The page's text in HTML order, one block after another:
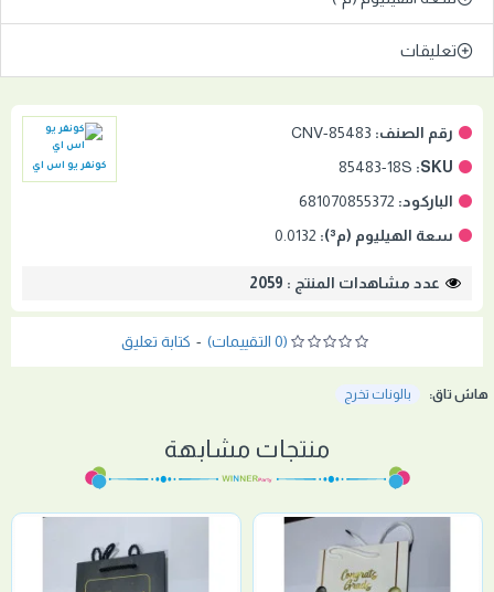
رقم الصنف: CNV-85483
SKU:
85483-18S
الباركود: 681070855372
سعة الهيليوم (م³):
0.0132
كونفر يو اس اي
عدد مشاهدات المنتج : 2059
(0 التقييمات) - كتابة تعليق
تعليقات
هاش تاق: بالونات تخرج
منتجات مشابهة